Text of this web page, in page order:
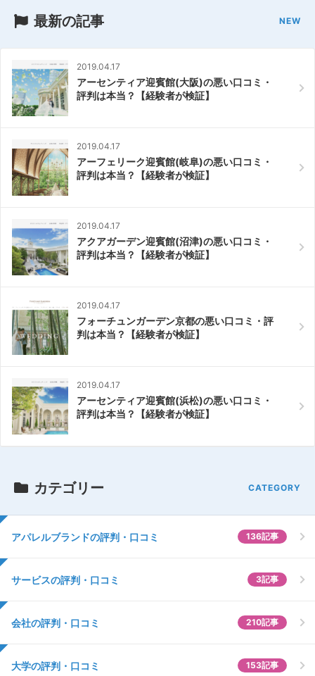
最新の記事
2019.04.17
アーセンティア迎賓館(大阪)の悪い口コミ・
評判は本当？【経験者が検証】
2019.04.17
アーフェリーク迎賓館(岐阜)の悪い口コミ・
評判は本当？【経験者が検証】
2019.04.17
アクアガーデン迎賓館(沼津)の悪い口コミ・
評判は本当？【経験者が検証】
2019.04.17
フォーチュンガーデン京都の悪い口コミ・評
判は本当？【経験者が検証】
2019.04.17
アーセンティア迎賓館(浜松)の悪い口コミ・
評判は本当？【経験者が検証】
カテゴリー
アパレルブランドの評判・口コミ 136記事
サービスの評判・口コミ 3記事
会社の評判・口コミ 210記事
大学の評判・口コミ 153記事